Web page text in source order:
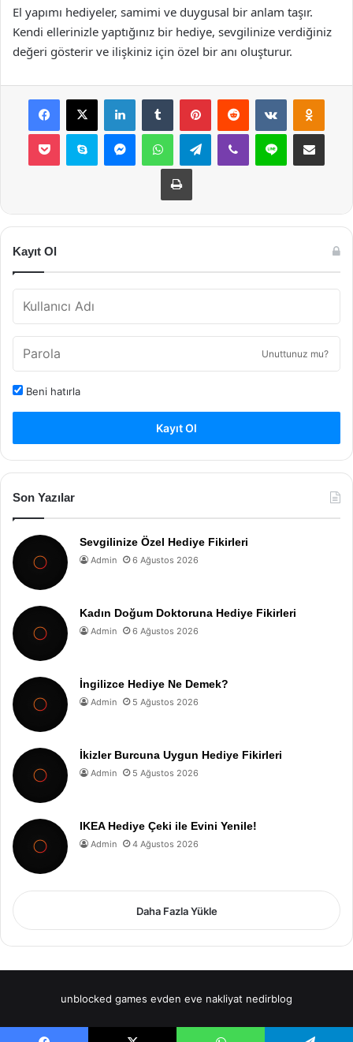
El yapımı hediyeler, samimi ve duygusal bir anlam taşır.
Kendi ellerinizle yaptığınız bir hediye, sevgilinize verdiğiniz
değeri gösterir ve ilişkiniz için özel bir anı oluşturur.
Facebook
X LinkedInTumblr PinterestReddit VKontakte
Pocket Skype MessengerWhatsAppTelegramViber Line E-Posta ile
Yazdır
Kayıt Ol
Unuttunuz mu?
Beni hatırla
Kayıt Ol
Son Yazılar
Sevgilinize Özel Hediye Fikirleri
Admin 6 Ağustos 2026
Kadın Doğum Doktoruna Hediye Fikirleri
Admin 6 Ağustos 2026
İngilizce Hediye Ne Demek?
Admin 5 Ağustos 2026
İkizler Burcuna Uygun Hediye Fikirleri
Admin 5 Ağustos 2026
IKEA Hediye Çeki ile Evini Yenile!
Admin 4 Ağustos 2026
Daha Fazla Yükle
unblocked games evden eve nakliyat nedirblog